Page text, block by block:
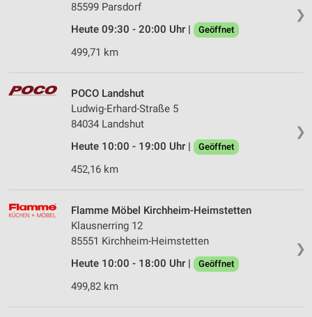
❯
85599 Parsdorf
Heute 09:30 - 20:00 Uhr |
Geöffnet
499,71 km
❯
POCO Landshut
Ludwig-Erhard-Straße 5
84034 Landshut
Heute 10:00 - 19:00 Uhr |
Geöffnet
452,16 km
❯
Flamme Möbel Kirchheim-Heimstetten
Klausnerring 12
85551 Kirchheim-Heimstetten
Heute 10:00 - 18:00 Uhr |
Geöffnet
499,82 km